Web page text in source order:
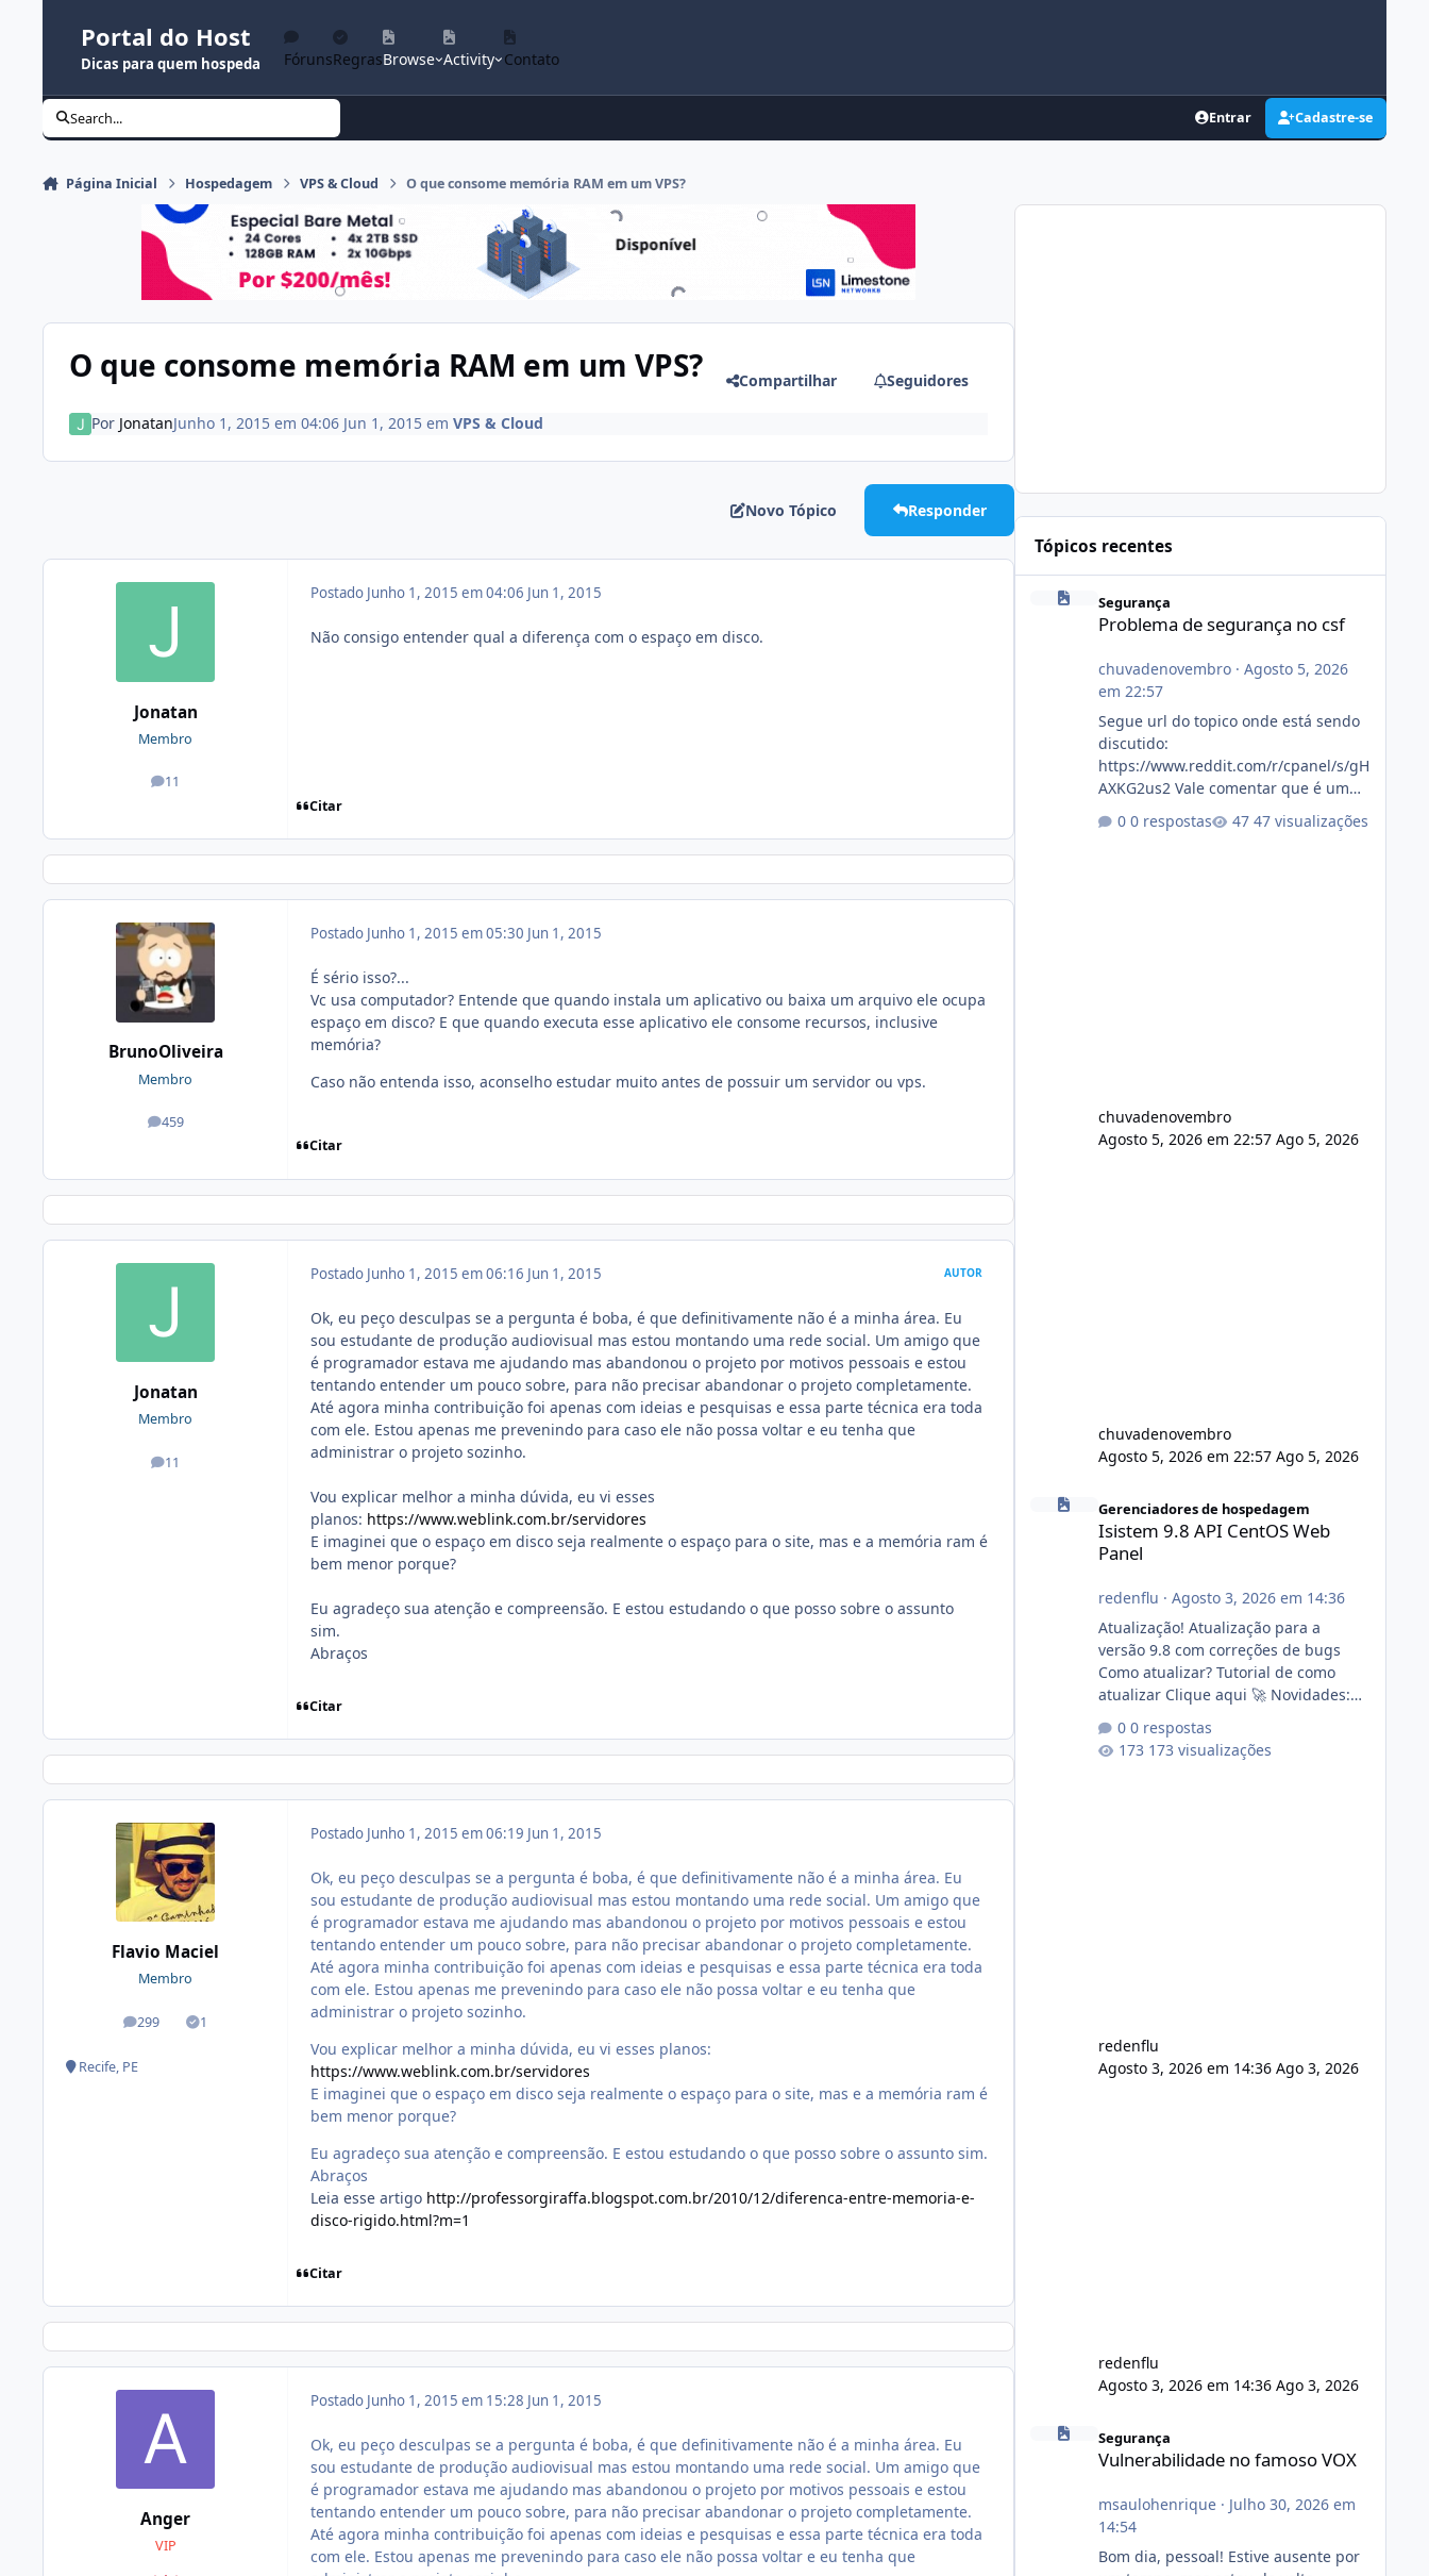
Portal do Host
Dicas para quem hospeda FórunsRegrasBrowse Activity Contato
Search... Entrar Cadastre-se
Página Inicial Hospedagem VPS & Cloud O que consome memória RAM em um VPS?
O que consome memória RAM em um VPS? Compartilhar Seguidores
Por JonatanJunho 1, 2015 em 04:06 Jun 1, 2015em VPS & Cloud
Novo Tópico Responder
Jonatan
Membro
11
posts
Postado Junho 1, 2015 em 04:06 Jun 1, 2015
Não consigo entender qual a diferença com o espaço em disco.
Citar
BrunoOliveira
Membro
459
posts
Postado Junho 1, 2015 em 05:30 Jun 1, 2015
É sério isso?...
Vc usa computador? Entende que quando instala um aplicativo ou baixa um arquivo ele ocupa
espaço em disco? E que quando executa esse aplicativo ele consome recursos, inclusive
memória?
Caso não entenda isso, aconselho estudar muito antes de possuir um servidor ou vps.
Citar
Jonatan
Membro
11
posts
Postado Junho 1, 2015 em 06:16 Jun 1, 2015 AUTOR
Ok, eu peço desculpas se a pergunta é boba, é que definitivamente não é a minha área. Eu
sou estudante de produção audiovisual mas estou montando uma rede social. Um amigo que
é programador estava me ajudando mas abandonou o projeto por motivos pessoais e estou
tentando entender um pouco sobre, para não precisar abandonar o projeto completamente.
Até agora minha contribuição foi apenas com ideias e pesquisas e essa parte técnica era toda
com ele. Estou apenas me prevenindo para caso ele não possa voltar e eu tenha que
administrar o projeto sozinho.
Vou explicar melhor a minha dúvida, eu vi esses
planos: https://www.weblink.com.br/servidores
E imaginei que o espaço em disco seja realmente o espaço para o site, mas e a memória ram é
bem menor porque?
Eu agradeço sua atenção e compreensão. E estou estudando o que posso sobre o assunto
sim.
Abraços
Citar
Flavio Maciel
Membro
299
posts 1
Soluções
Recife, PE
Postado Junho 1, 2015 em 06:19 Jun 1, 2015
Ok, eu peço desculpas se a pergunta é boba, é que definitivamente não é a minha área. Eu
sou estudante de produção audiovisual mas estou montando uma rede social. Um amigo que
é programador estava me ajudando mas abandonou o projeto por motivos pessoais e estou
tentando entender um pouco sobre, para não precisar abandonar o projeto completamente.
Até agora minha contribuição foi apenas com ideias e pesquisas e essa parte técnica era toda
com ele. Estou apenas me prevenindo para caso ele não possa voltar e eu tenha que
administrar o projeto sozinho.
Vou explicar melhor a minha dúvida, eu vi esses planos:
https://www.weblink.com.br/servidores
E imaginei que o espaço em disco seja realmente o espaço para o site, mas e a memória ram é
bem menor porque?
Eu agradeço sua atenção e compreensão. E estou estudando o que posso sobre o assunto sim.
Abraços
Leia esse artigo http://professorgiraffa.blogspot.com.br/2010/12/diferenca-entre-memoria-e-
disco-rigido.html?m=1
Citar
Anger
VIP
Postado Junho 1, 2015 em 15:28 Jun 1, 2015
Ok, eu peço desculpas se a pergunta é boba, é que definitivamente não é a minha área. Eu
sou estudante de produção audiovisual mas estou montando uma rede social. Um amigo que
é programador estava me ajudando mas abandonou o projeto por motivos pessoais e estou
tentando entender um pouco sobre, para não precisar abandonar o projeto completamente.
Até agora minha contribuição foi apenas com ideias e pesquisas e essa parte técnica era toda
com ele. Estou apenas me prevenindo para caso ele não possa voltar e eu tenha que
Tópicos recentes
Problema de segurança no csf
Segurança
Problema de segurança no csf
chuvadenovembro· Agosto 5, 2026
em 22:57
Segue url do topico onde está sendo
discutido:
https://www.reddit.com/r/cpanel/s/gH
AXKG2us2 Vale comentar que é um
topico do cpanel... Não sei como ta a
pegada no da.
0 respostas 47 visualizações
chuvadenovembro
Agosto 5, 2026 em 22:57 Ago 5, 2026
chuvadenovembro
Agosto 5, 2026 em 22:57 Ago 5, 2026
Isistem 9.8 API CentOS Web Panel
Gerenciadores de hospedagem
Isistem 9.8 API CentOS Web
Panel
redenflu · Agosto 3, 2026 em 14:36
Atualização! Atualização para a
versão 9.8 com correções de bugs
Como atualizar? Tutorial de como
atualizar Clique aqui 🚀 Novidades:
publico para consulta de sub.dominio
autorizado a usasr o isistem:
0 respostas
173 visualizações
redenflu
Agosto 3, 2026 em 14:36 Ago 3, 2026
redenflu
Agosto 3, 2026 em 14:36 Ago 3, 2026
Vulnerabilidade no famoso VOX
Segurança
Vulnerabilidade no famoso VOX
msaulohenrique· Julho 30, 2026 em
14:54
Bom dia, pessoal! Estive ausente por